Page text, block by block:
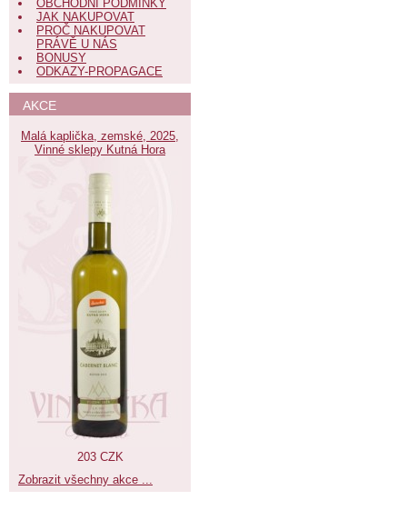
OBCHODNÍ PODMÍNKY
JAK NAKUPOVAT
PROČ NAKUPOVAT
PRÁVĚ U NÁS
BONUSY
ODKAZY-PROPAGACE
AKCE
Malá kaplička, zemské, 2025,
Vinné sklepy Kutná Hora
203 CZK
Zobrazit všechny akce ...